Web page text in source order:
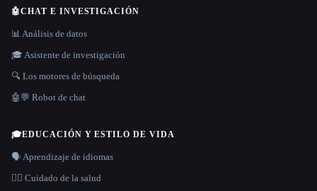
🤖CHAT E INVESTIGACIÓN
📊 Análisis de datos
🎓 Asistente de investigación
🔍 Los motores de búsqueda
🤖💬 Robot de chat
🎓EDUCACIÓN Y ESTILO DE VIDA
🗣️ Aprendizaje de idiomas
👩‍⚕️ Cuidado de la salud